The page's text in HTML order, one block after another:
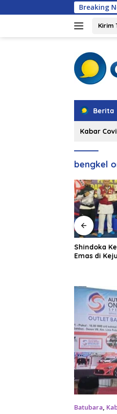
ke
Breaking
Kirim
Berita
Kabar
bengkel
Shindoka
Emas di
Batubara,